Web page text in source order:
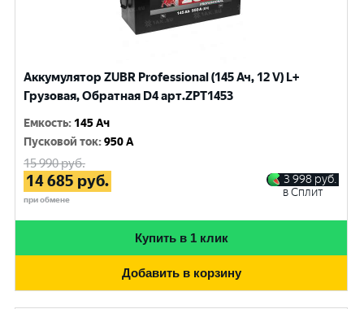
Аккумулятор ZUBR Professional (145 Ач, 12 V) L+
Грузовая, Обратная D4 арт.ZPT1453
Емкость: 145 Ач
Пусковой ток:950 A
15 990руб.
14 685 руб.
при обмене
3 998 руб.
в Сплит
Купить в 1 клик
Добавить в корзину